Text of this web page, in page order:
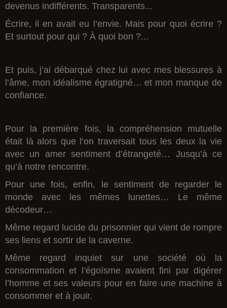
devenus indifférents. Transparents...
Écrire, il en avait eu l’envie. Mais pour quoi écrire ?
Et surtout pour qui ? À quoi bon ?...
Et puis, j’ai débarqué chez lui avec mes blessures à
l’âme, mon idéalisme égratigné… et mon manque de
confiance.
Pour la première fois, la compréhension mutuelle
était là alors que l’on traversait tous les deux la vie
avec un amer sentiment d’étrangeté… Jusqu’à ce
qu’à notre rencontre.
Pour une fois, enfin, le sentiment de regarder le
monde avec les mêmes lunettes… Le même
décodeur…
Même regard lucide du prisonnier qui vient de rompre
ses liens et sortir de la caverne.
Même regard inquiet sur une société où la
consommation et l’égoïsme avaient fini par digérer
l’homme et ses valeurs pour en faire une machine à
consommer et à jouir.